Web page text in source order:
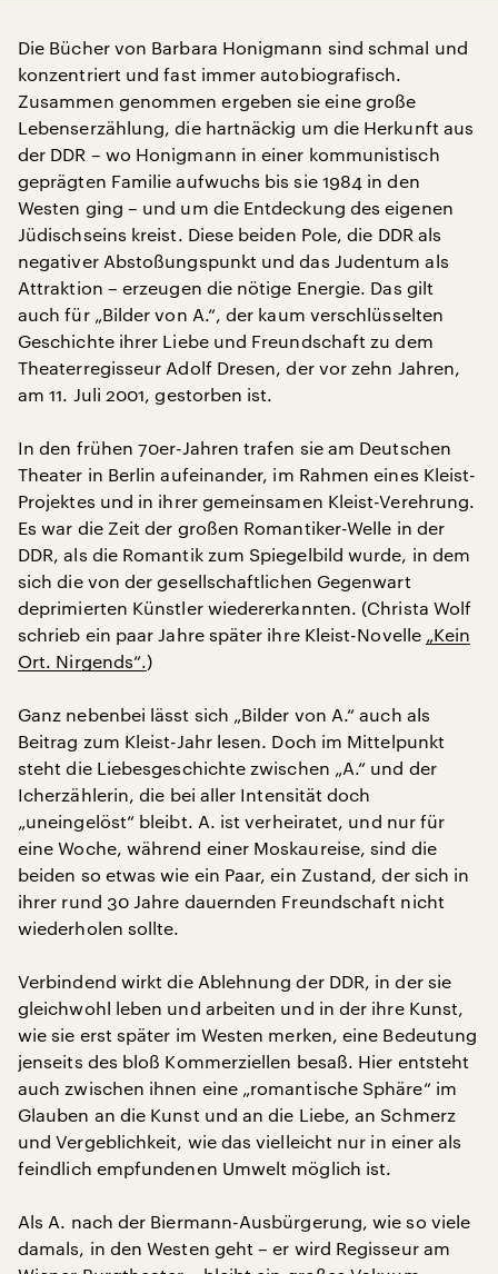
Die Bücher von Barbara Honigmann sind schmal und
konzentriert und fast immer autobiografisch.
Zusammen genommen ergeben sie eine große
Lebenserzählung, die hartnäckig um die Herkunft aus
der DDR – wo Honigmann in einer kommunistisch
geprägten Familie aufwuchs bis sie 1984 in den
Westen ging – und um die Entdeckung des eigenen
Jüdischseins kreist. Diese beiden Pole, die DDR als
negativer Abstoßungspunkt und das Judentum als
Attraktion – erzeugen die nötige Energie. Das gilt
auch für „Bilder von A.“, der kaum verschlüsselten
Geschichte ihrer Liebe und Freundschaft zu dem
Theaterregisseur Adolf Dresen, der vor zehn Jahren,
am 11. Juli 2001, gestorben ist.
In den frühen 70er-Jahren trafen sie am Deutschen
Theater in Berlin aufeinander, im Rahmen eines Kleist-
Projektes und in ihrer gemeinsamen Kleist-Verehrung.
Es war die Zeit der großen Romantiker-Welle in der
DDR, als die Romantik zum Spiegelbild wurde, in dem
sich die von der gesellschaftlichen Gegenwart
deprimierten Künstler wiedererkannten. (Christa Wolf
schrieb ein paar Jahre später ihre Kleist-Novelle „Kein
Ort. Nirgends“.)
Ganz nebenbei lässt sich „Bilder von A.“ auch als
Beitrag zum Kleist-Jahr lesen. Doch im Mittelpunkt
steht die Liebesgeschichte zwischen „A.“ und der
Icherzählerin, die bei aller Intensität doch
„uneingelöst“ bleibt. A. ist verheiratet, und nur für
eine Woche, während einer Moskaureise, sind die
beiden so etwas wie ein Paar, ein Zustand, der sich in
ihrer rund 30 Jahre dauernden Freundschaft nicht
wiederholen sollte.
Verbindend wirkt die Ablehnung der DDR, in der sie
gleichwohl leben und arbeiten und in der ihre Kunst,
wie sie erst später im Westen merken, eine Bedeutung
jenseits des bloß Kommerziellen besaß. Hier entsteht
auch zwischen ihnen eine „romantische Sphäre“ im
Glauben an die Kunst und an die Liebe, an Schmerz
und Vergeblichkeit, wie das vielleicht nur in einer als
feindlich empfundenen Umwelt möglich ist.
Als A. nach der Biermann-Ausbürgerung, wie so viele
damals, in den Westen geht – er wird Regisseur am